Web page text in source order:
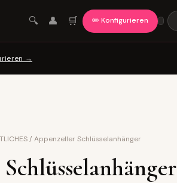
🔍 👤 🛒 ✏️ Konfigurieren
→
/ Appenzeller Schlüsselanhänger